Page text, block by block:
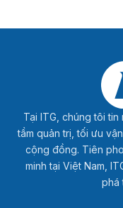
Tại ITG, chúng tôi
tầm quản trị, tối ưu
cộng đồng. Tiên
minh tại Việt Nam,
phá